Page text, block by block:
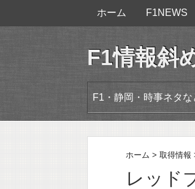
ホーム F1NEWS
F1情報斜
F1・静岡・時事ネタ
ホーム > 取得情報
レッド